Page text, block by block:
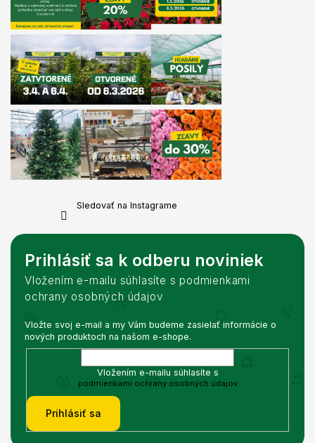
Sledovať na Instagrame
Prihlásiť sa k odberu noviniek
Vložením e-mailu súhlasíte s podmienkami
ochrany osobných údajov
Vložte svoj e-mail a my Vám budeme zasielať informácie o
nových produktoch na našom e-shope.
Vložením e-mailu súhlasíte s
podmienkami ochrany osobných údajov
Prihlásiť sa